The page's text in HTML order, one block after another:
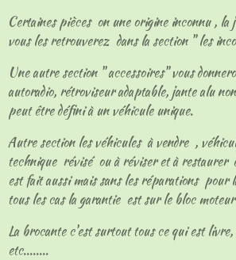
Certaines pièces on une origine inconnu , la
vous les retrouverez dans la section " les
Une autre section " accessoires" vous
autoradio, rétroviseur adaptable, jante alu
peut être défini à un véhicule unique.
Autre section les véhicules à vendre ,
technique révisé ou à réviser et à restaurer
est fait aussi mais sans les réparations pour
tous les cas la garantie est sur le bloc
La brocante c'est surtout tous ce qui est
etc........